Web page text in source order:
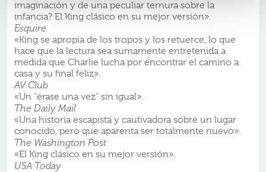
imaginación y de una peculiar ternura sobre la
infancia? El King clásico en su mejor versión».
Esquire
«King se apropia de los tropos y los retuerce, lo que
hace que la lectura sea sumamente entretenida a
medida que Charlie lucha por encontrar el camino a
casa y su final feliz».
AV Club
«Un "érase una vez" sin igual».
The Daily Mail
«Una historia escapista y cautivadora sobre un lugar
conocido, pero que aparenta ser totalmente nuevo».
The Washington Post
«El King clásico en su mejor versión».
USA Today